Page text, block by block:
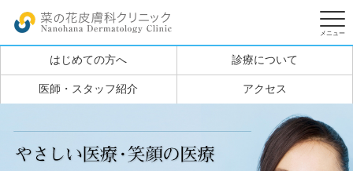
はじめての方へ 診療について
医師・スタッフ紹介 アクセス